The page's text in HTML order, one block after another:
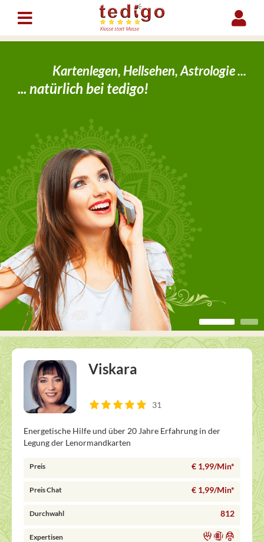
Kartenlegen, Hellsehen, Astrologie ...
... natürlich bei tedigo!
Viskara
31
Energetische Hilfe und über 20 Jahre Erfahrung in der
Legung der Lenormandkarten
Preis € 1,99/Min*
Preis Chat € 1,99/Min*
Durchwahl 812
Expertisen